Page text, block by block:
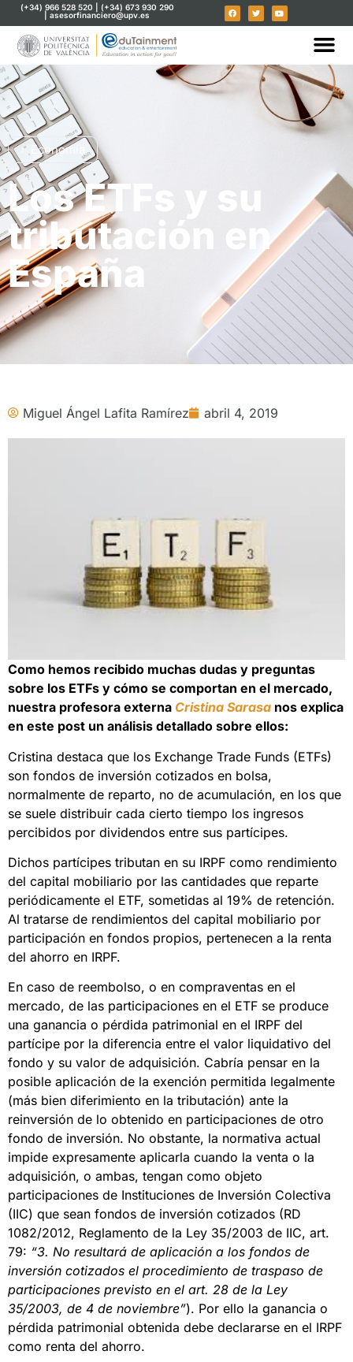
(+34) 966 528 520 | (+34) 673 930 290
| asesorfinanciero@upv.es
Economía
Los ETFs y su
tributación en
España
Miguel Ángel Lafita Ramírez abril 4, 2019
Como hemos recibido muchas dudas y preguntas
sobre los ETFs y cómo se comportan en el mercado,
nuestra profesora externa Cristina Sarasa nos explica
en este post un análisis detallado sobre ellos:
Cristina destaca que los Exchange Trade Funds (ETFs)
son fondos de inversión cotizados en bolsa,
normalmente de reparto, no de acumulación, en los que
se suele distribuir cada cierto tiempo los ingresos
percibidos por dividendos entre sus partícipes.
Dichos partícipes tributan en su IRPF como rendimiento
del capital mobiliario por las cantidades que reparte
periódicamente el ETF, sometidas al 19% de retención.
Al tratarse de rendimientos del capital mobiliario por
participación en fondos propios, pertenecen a la renta
del ahorro en IRPF.
En caso de reembolso, o en compraventas en el
mercado, de las participaciones en el ETF se produce
una ganancia o pérdida patrimonial en el IRPF del
partícipe por la diferencia entre el valor liquidativo del
fondo y su valor de adquisición. Cabría pensar en la
posible aplicación de la exención permitida legalmente
(más bien diferimiento en la tributación) ante la
reinversión de lo obtenido en participaciones de otro
fondo de inversión. No obstante, la normativa actual
impide expresamente aplicarla cuando la venta o la
adquisición, o ambas, tengan como objeto
participaciones de Instituciones de Inversión Colectiva
(IIC) que sean fondos de inversión cotizados (RD
1082/2012, Reglamento de la Ley 35/2003 de IIC, art.
79: “3. No resultará de aplicación a los fondos de
inversión cotizados el procedimiento de traspaso de
participaciones previsto en el art. 28 de la Ley
35/2003, de 4 de noviembre”). Por ello la ganancia o
pérdida patrimonial obtenida debe declararse en el IRPF
como renta del ahorro.